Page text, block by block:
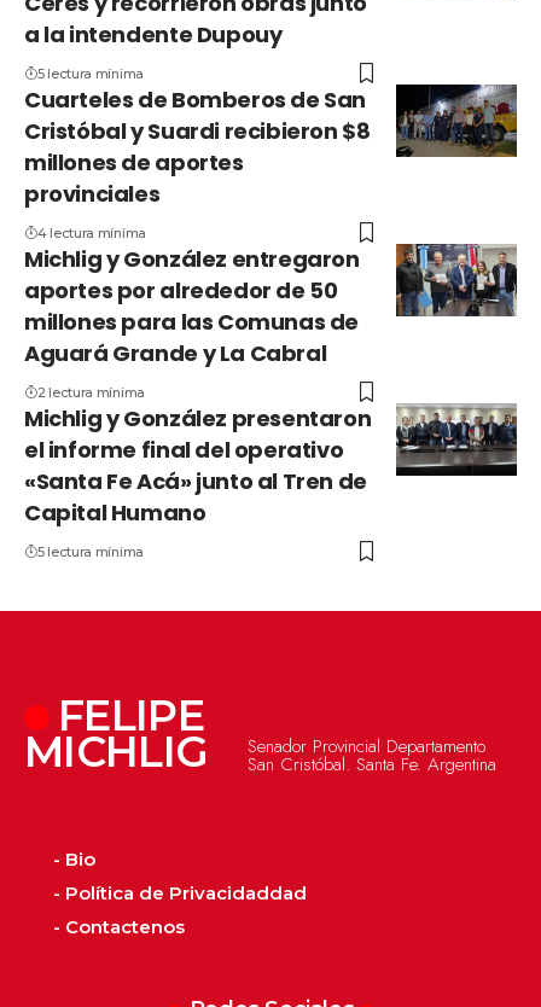
a la intendente Dupouy
5 lectura mínima
Cuarteles de Bomberos de San
Cristóbal y Suardi recibieron $8
millones de aportes
provinciales
4 lectura mínima
Michlig y González entregaron
aportes por alrededor de 50
millones para las Comunas de
Aguará Grande y La Cabral
2 lectura mínima
Michlig y González presentaron
el informe final del operativo
«Santa Fe Acá» junto al Tren de
Capital Humano
5 lectura mínima
FELIPE
MICHLIG Senador Provincial Departamento
San Cristóbal. Santa Fe. Argentina
- Bio
- Política de Privacidaddad
- Contactenos